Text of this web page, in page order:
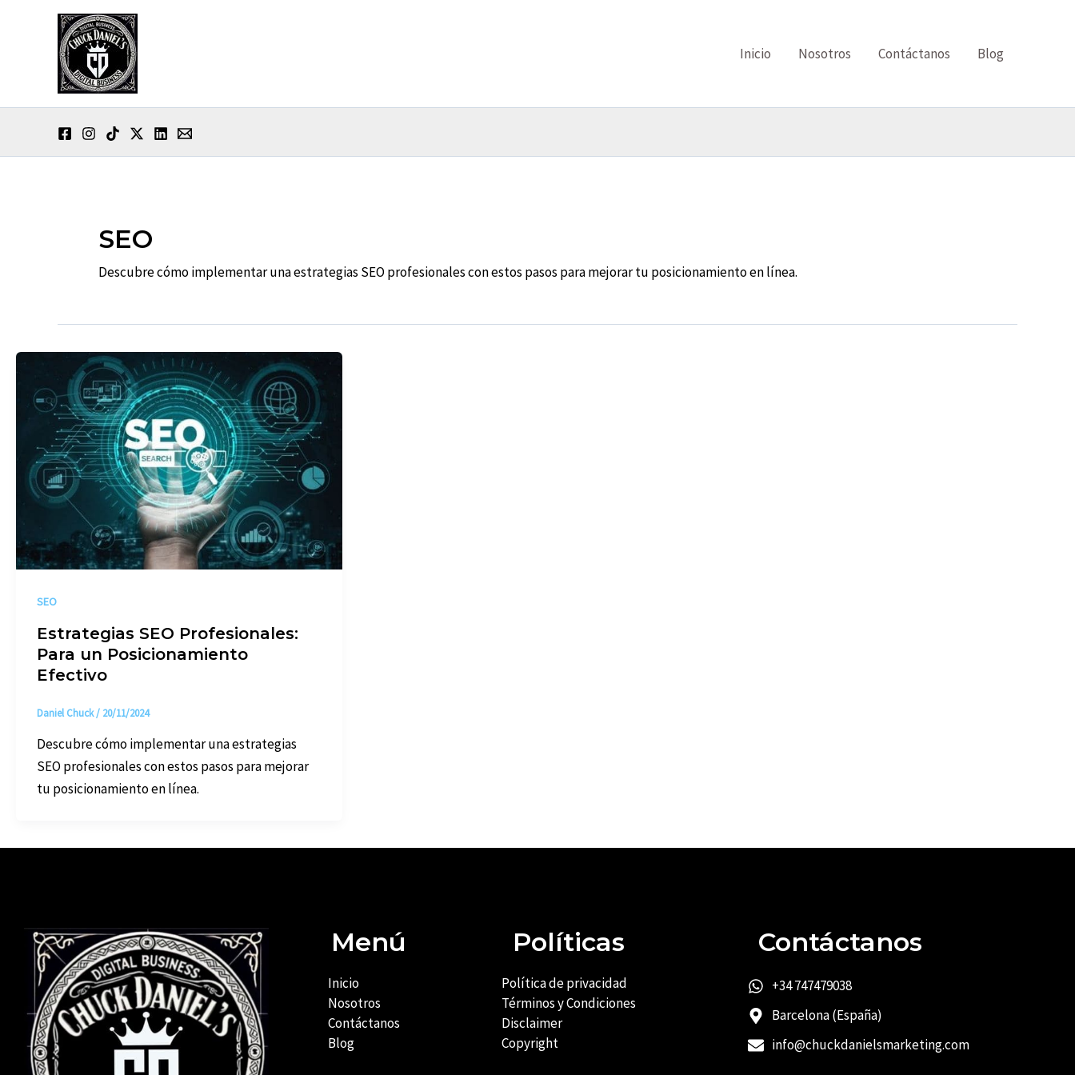
Inicio Nosotros Contáctanos Blog
SEO
Descubre cómo implementar una estrategias SEO profesionales con estos pasos para mejorar tu posicionamiento en línea.
SEO
Estrategias SEO Profesionales:
Para un Posicionamiento
Efectivo
Daniel Chuck/ 20/11/2024
Descubre cómo implementar una estrategias
SEO profesionales con estos pasos para mejorar
tu posicionamiento en línea.
Menú
Inicio
Nosotros
Contáctanos
Blog
Políticas
Política de privacidad
Términos y Condiciones
Disclaimer
Copyright
Contáctanos
+34 747479038
Barcelona (España)
info@chuckdanielsmarketing.com